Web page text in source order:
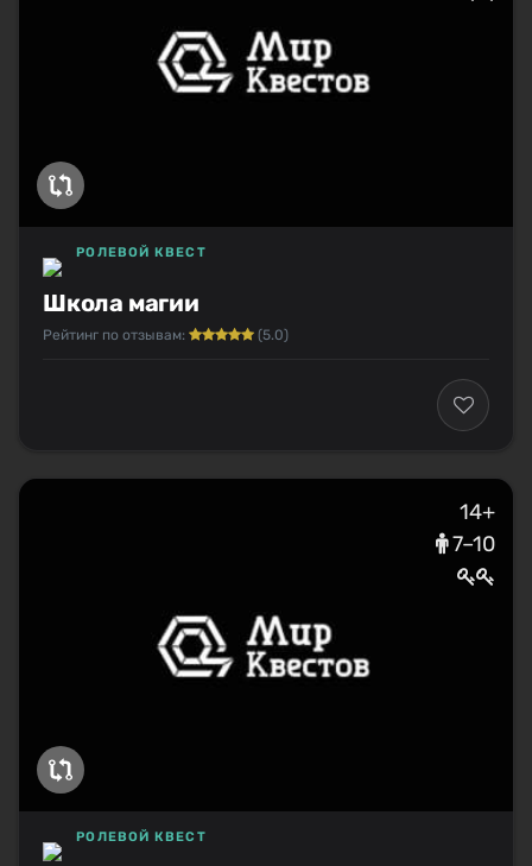
Школа магии
РОЛЕВОЙ КВЕСТ
Рейтинг по отзывам: (5.0)
14+
7–10
РОЛЕВОЙ КВЕСТ